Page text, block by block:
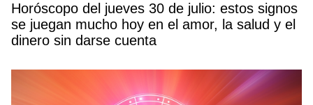
Horóscopo del jueves 30 de julio: estos signos
se juegan mucho hoy en el amor, la salud y el
dinero sin darse cuenta